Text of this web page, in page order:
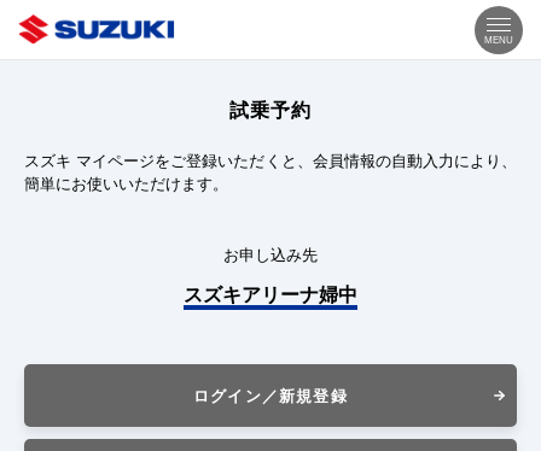
MENU
試乗予約
スズキ マイページをご登録いただくと、会員情報の自動入力により、
簡単にお使いいただけます。
お申し込み先
スズキアリーナ婦中
ログイン／新規登録